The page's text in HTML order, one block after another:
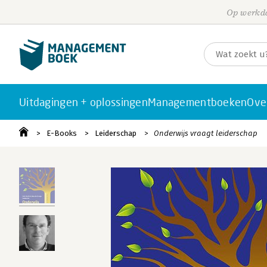
Op
Uitdagingen + oplossingenManagementboeken
E-Books Leiderschap Onderwijs vraagt leiderschap